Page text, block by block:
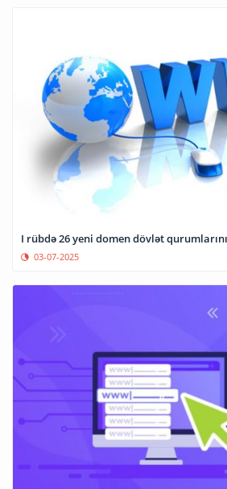
I rübdə 26 yeni domen dövlət
03-07-2025